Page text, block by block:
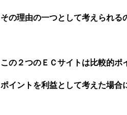
その理由の一つとして考えられる
この２つのＥＣサイトは比較的ポ
ポイントを利益として考えた場合